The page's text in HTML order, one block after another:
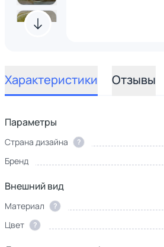
Характеристики Отзывы
Параметры
Страна дизайна ?
Бренд
Внешний вид
Материал ?
Цвет
?